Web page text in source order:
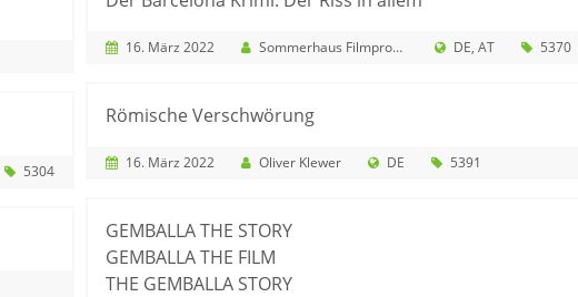
5304
16. März 2022 Sommerhaus Filmproduktion GmbH DE AT 5370
Römische Verschwörung
16. März 2022 Oliver Klewer DE 5391
GEMBALLA THE STORY
GEMBALLA THE FILM
THE GEMBALLA STORY